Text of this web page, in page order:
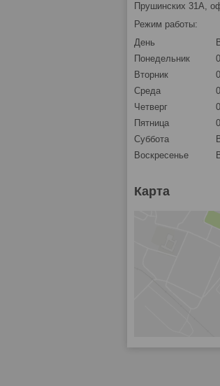
Прушинских 31А,
Режим работы:
День
Понедельник
Вторник
Среда
Четверг
Пятница
Суббота
Воскресенье
Карта